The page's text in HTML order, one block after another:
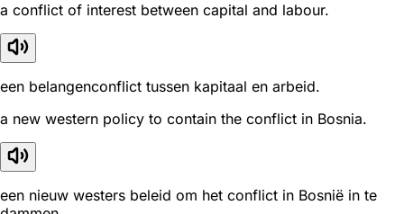
a conflict of interest between capital and labour.
een belangenconflict tussen kapitaal en arbeid.
a new western policy to contain the conflict in Bosnia.
een nieuw westers beleid om het conflict in Bosnië in te